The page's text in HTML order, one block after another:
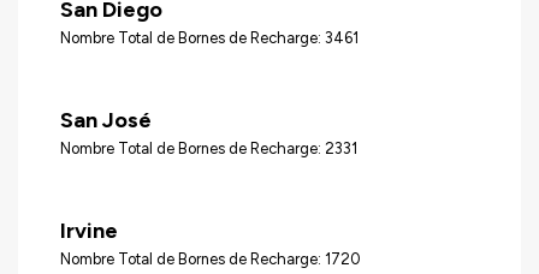
San Diego
Nombre Total de Bornes de Recharge: 3461
San José
Nombre Total de Bornes de Recharge: 2331
Irvine
Nombre Total de Bornes de Recharge: 1720